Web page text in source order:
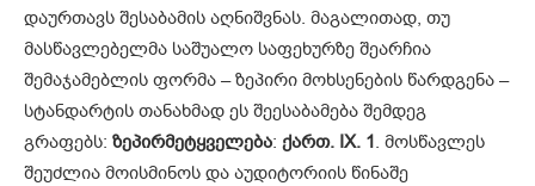
დაურთავს შესაბამის აღნიშვნას. მაგალითად, თუ
მასწავლებელმა საშუალო საფეხურზე შეარჩია
შემაჯამებლის ფორმა – ზეპირი მოხსენების წარდგენა –
სტანდარტის თანახმად ეს შეესაბამება შემდეგ
გრაფებს: ზეპირმეტყველება: ქართ. IX. 1. მოსწავლეს
შეუძლია მოისმინოს და აუდიტორიის წინაშე